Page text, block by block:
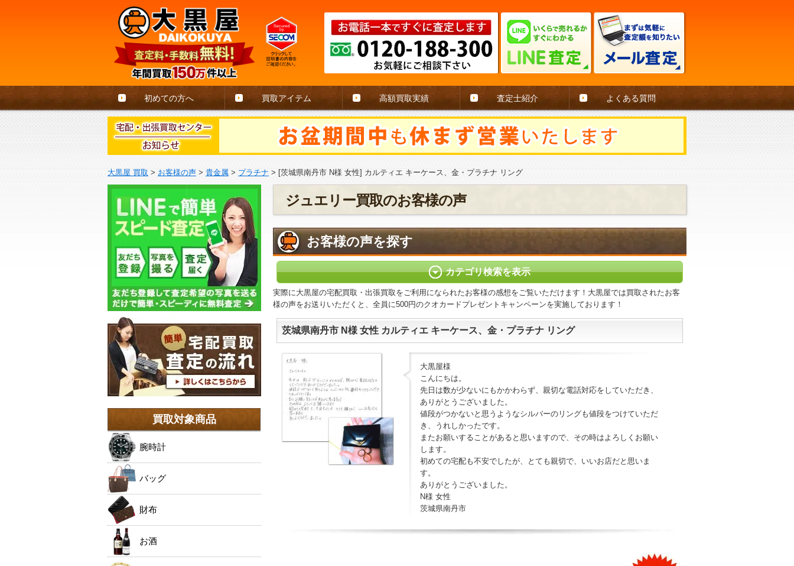
初めての方へ 買取アイテム 高額買取実績 査定士紹介 よくある質問
大黒屋 買取 > お客様の声 > 貴金属 > プラチナ > [茨城県南丹市 N様 女性] カルティエ キーケース、金・プラチナ リング
ジュエリー買取のお客様の声
お客様の声を探す
カテゴリ検索を表示
実際に大黒屋の宅配買取・出張買取をご利用になられたお客様の感想をご覧いただけます！大黒屋では買取されたお客
様の声をお送りいただくと、全員に500円のクオカードプレゼントキャンペーンを実施しております！
茨城県南丹市 N様 女性 カルティエ キーケース、金・プラチナ リング
大黒屋様
こんにちは。
先日は数が少ないにもかかわらず、親切な電話対応をしていただき、
ありがとうございました。
値段がつかないと思うようなシルバーのリングも値段をつけていただ
き、うれしかったです。
またお願いすることがあると思いますので、その時はよろしくお願い
します。
初めての宅配も不安でしたが、とても親切で、いいお店だと思いま
す。
ありがとうございました。
N様 女性
茨城県南丹市
買取対象商品
腕時計
バッグ
財布
お酒